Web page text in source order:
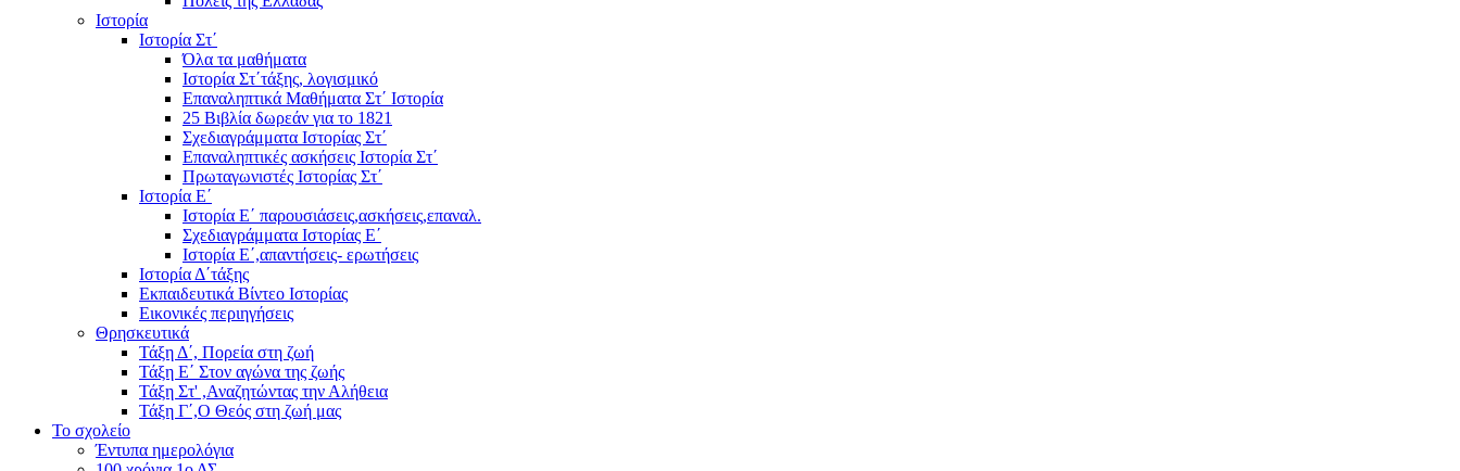
Ιστορία
Ιστορία Στ΄
Όλα τα μαθήματα
Ιστορία Στ΄τάξης, λογισμικό
Επαναληπτικά Μαθήματα Στ΄ Ιστορία
25 Βιβλία δωρεάν για το 1821
Σχεδιαγράμματα Ιστορίας Στ΄
Επαναληπτικές ασκήσεις Ιστορία Στ΄
Πρωταγωνιστές Ιστορίας Στ΄
Ιστορία Ε΄
Ιστορία Ε΄ παρουσιάσεις,ασκήσεις,επαναλ.
Σχεδιαγράμματα Ιστορίας Ε΄
Ιστορία Ε΄,απαντήσεις- ερωτήσεις
Ιστορία Δ΄τάξης
Εκπαιδευτικά Βίντεο Ιστορίας
Εικονικές περιηγήσεις
Θρησκευτικά
Τάξη Δ΄, Πορεία στη ζωή
Τάξη Ε΄ Στον αγώνα της ζωής
Τάξη Στ' ,Αναζητώντας την Αλήθεια
Τάξη Γ΄,Ο Θεός στη ζωή μας
Το σχολείο
Έντυπα ημερολόγια